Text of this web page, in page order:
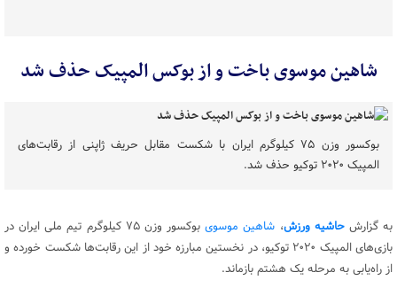
شاهین موسوی باخت و از بوکس المپیک حذف شد
بوکسور وزن ۷۵ کیلوگرم ایران با شکست مقابل حریف ژاپنی از رقابت‌های
المپیک ۲۰۲۰ توکیو حذف شد.
به گزارشحاشیه ورزش، شاهین موسوی
بوکسور وزن ۷۵ کیلوگرم تیم ملی ایران در
بازی‌های المپیک ۲۰۲۰ توکیو، در نخستین مبارزه خود از این رقابت‌ها شکست خورده و
از راه‌یابی به مرحله یک هشتم بازماند.